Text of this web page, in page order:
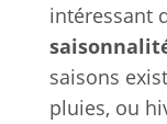
intéressant
saisons
pluies, ou